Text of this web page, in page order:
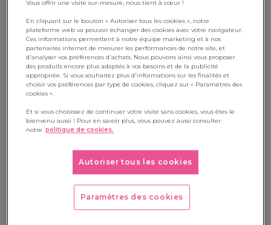
Pourquoi le Permis Piéton a-t-il
été mis en place ?
Ce dispositif a été conçu pour répondre à un constat
inquiétant : les enfants sont particulièrement vulnérables sur
la voie publique. Les données montrent qu’à l’âge de 8 ans, les
qu’ils commencent à effectuer certains déplacements seuls
L’objectif principal du Permis Piéton est donc
Vous offrir une visite sur-mesure, nous tient à cœur !
En cliquant sur le bouton « Autoriser tous les cookies », notre
plateforme web va pouvoir échanger des cookies avec votre navigateur.
Ces informations permettent à notre équipe marketing et à nos
partenaires internet de mesurer les performances de notre site, et
d'analyser vos préférences d'achats. Nous pouvons ainsi vous proposer
des produits encore plus adaptés à vos besoins et de la publicité
appropriée. Si vous souhaitez plus d'informations sur les finalités et
choisir vos préférences par type de cookies, cliquez sur « Paramètres des
cookies ».
Et si vous choisissez de continuer votre visite sans cookies, vous êtes le
bienvenu aussi ! Pour en savoir plus, vous pouvez aussi consulter
notre politique de cookies.
Autoriser tous les cookies
Paramètres des cookies